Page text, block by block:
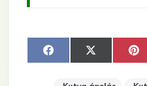
Share
on
FacebookShare
on
X
(Twitter)